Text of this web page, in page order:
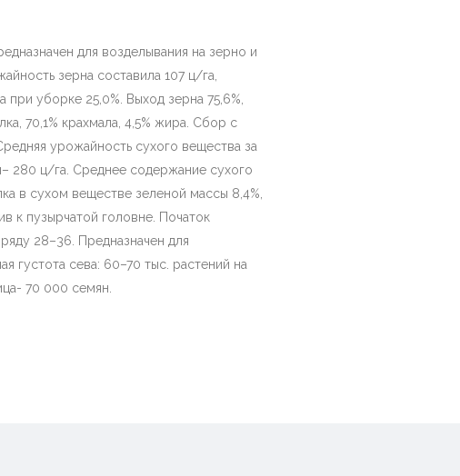
для возделывания на зерно и
зерна составила 107 ц/га,
уборке 25,0%. Выход зерна 75,6%,
70,1% крахмала, 4,5% жира. Сбор с
урожайность сухого вещества за
280 ц/га. Среднее содержание сухого
в сухом веществе зеленой массы 8,4%,
к пузырчатой головне. Початок
28–36. Предназначен для
густота сева: 60–70 тыс. растений на
70 000 семян.